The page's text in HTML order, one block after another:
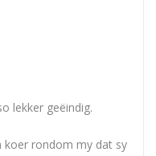
lekker geëindig.
koer rondom my dat sy